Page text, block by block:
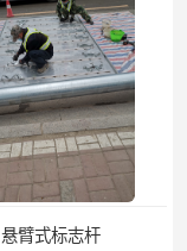
悬臂式标志杆